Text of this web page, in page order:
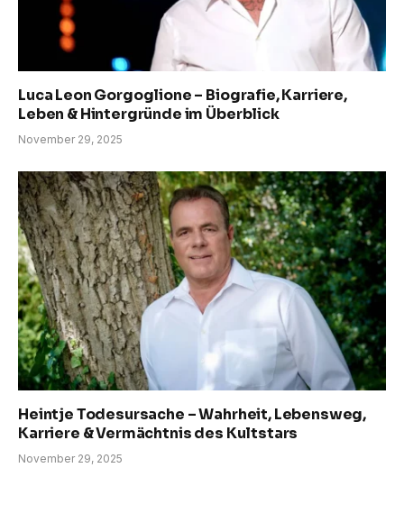
Luca Leon Gorgoglione – Biografie, Karriere,
Leben & Hintergründe im Überblick
November 29, 2025
Heintje Todesursache – Wahrheit, Lebensweg,
Karriere & Vermächtnis des Kultstars
November 29, 2025